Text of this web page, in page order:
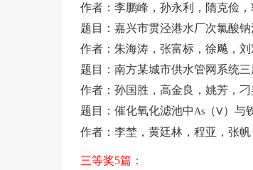
作者：李鹏峰，孙永利，隋克俭
题目：嘉兴市贯泾港水厂次氯酸
作者：朱海涛，张富标，徐飚，
题目：南方某城市供水管网系统
作者：孙国胜，高金良，姚芳，刁
题目：催化氧化滤池中 As （Ⅴ）与
作者：李埜，黄廷林，程亚，张帆
三等奖5篇：